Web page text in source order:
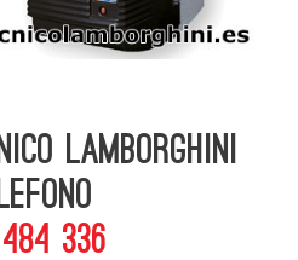
Lamborghini
336